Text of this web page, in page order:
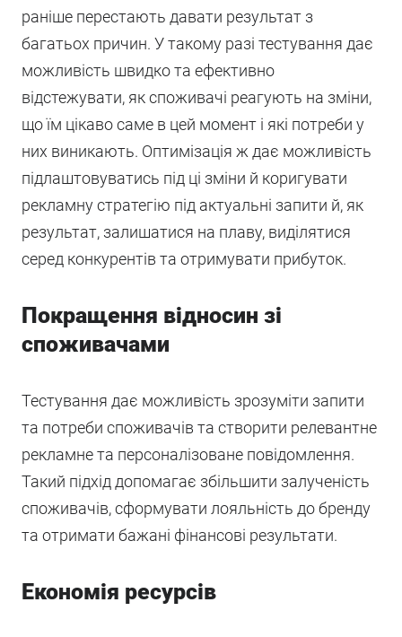
раніше перестають давати результат з
багатьох причин. У такому разі тестування дає
можливість швидко та ефективно
відстежувати, як споживачі реагують на зміни,
що їм цікаво саме в цей момент і які потреби у
них виникають. Оптимізація ж дає можливість
підлаштовуватись під ці зміни й коригувати
рекламну стратегію під актуальні запити й, як
результат, залишатися на плаву, виділятися
серед конкурентів та отримувати прибуток.
Покращення відносин зі
споживачами
Тестування дає можливість зрозуміти запити
та потреби споживачів та створити релевантне
рекламне та персоналізоване повідомлення.
Такий підхід допомагає збільшити залученість
споживачів, сформувати лояльність до бренду
та отримати бажані фінансові результати.
Економія ресурсів